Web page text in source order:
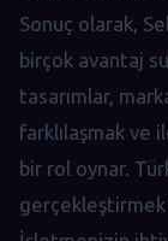
Sonuç olarak,
birçok avantaj
tasarımlar,
farklılaşmak ve
bir rol oynar.